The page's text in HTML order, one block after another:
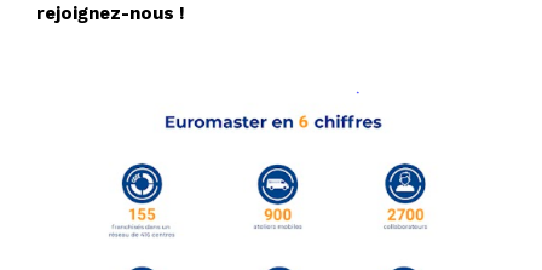
rejoignez-nous !